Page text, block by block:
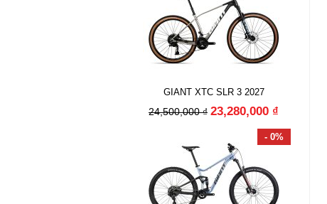
GIANT XTC SLR 3 2027
24,500,000 ₫ 23,280,000 ₫
- 0%